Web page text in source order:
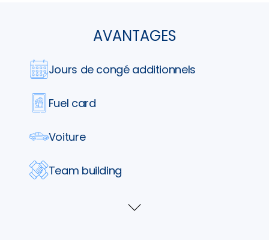
AVANTAGES
Jours de congé additionnels
Fuel card
Voiture
Team building
Voir